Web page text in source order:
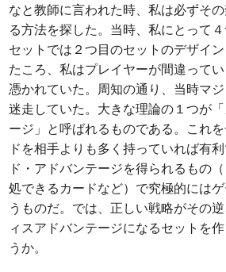
なと教師に言われた時、私は必ずそ
る方法を探した。当時、私にとって
セットでは２つ目のセットのデザイ
たころ、私はプレイヤーが間違って
憑かれていた。周知の通り、当時マ
迷走していた。大きな理論の１つが
ージ」と呼ばれるものである。これ
ドを相手よりも多く持っていれば有
ド・アドバンテージを得られるもの
処できるカードなど）で究極的には
うものだ。では、正しい戦略がその
ィスアドバンテージになるセットを
うか。